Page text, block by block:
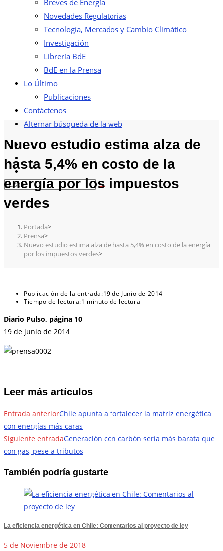
Breves de Energía
Novedades Regulatorias
Tecnología, Mercados y Cambio Climático
Investigación
Librería BdE
BdE en la Prensa
Lo Último
Publicaciones
Contáctenos
Alternar búsqueda de la web
Nuevo estudio estima alza de
hasta 5,4% en costo de la
energía por los impuestos
verdes
Portada>
Prensa>
Nuevo estudio estima alza de hasta 5,4% en costo de la energía
por los impuestos verdes>
Publicación de la entrada:19 de Junio de 2014
Tiempo de lectura:1 minuto de lectura
Diario Pulso, página 10
19 de junio de 2014
Leer más artículos
Entrada anteriorChile apunta a fortalecer la matriz energética
con energías más caras
Siguiente entradaGeneración con carbón sería más barata que
con gas, pese a tributos
También podría gustarte
La eficiencia energética en Chile: Comentarios al proyecto de ley
5 de Noviembre de 2018